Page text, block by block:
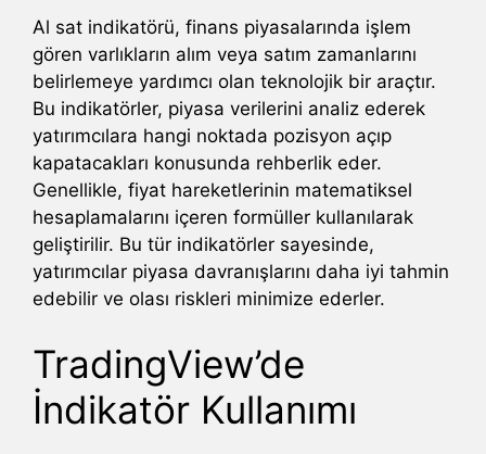
Al sat indikatörü, finans piyasalarında işlem
gören varlıkların alım veya satım zamanlarını
belirlemeye yardımcı olan teknolojik bir araçtır.
Bu indikatörler, piyasa verilerini analiz ederek
yatırımcılara hangi noktada pozisyon açıp
kapatacakları konusunda rehberlik eder.
Genellikle, fiyat hareketlerinin matematiksel
hesaplamalarını içeren formüller kullanılarak
geliştirilir. Bu tür indikatörler sayesinde,
yatırımcılar piyasa davranışlarını daha iyi tahmin
edebilir ve olası riskleri minimize ederler.
TradingView’de
İndikatör Kullanımı